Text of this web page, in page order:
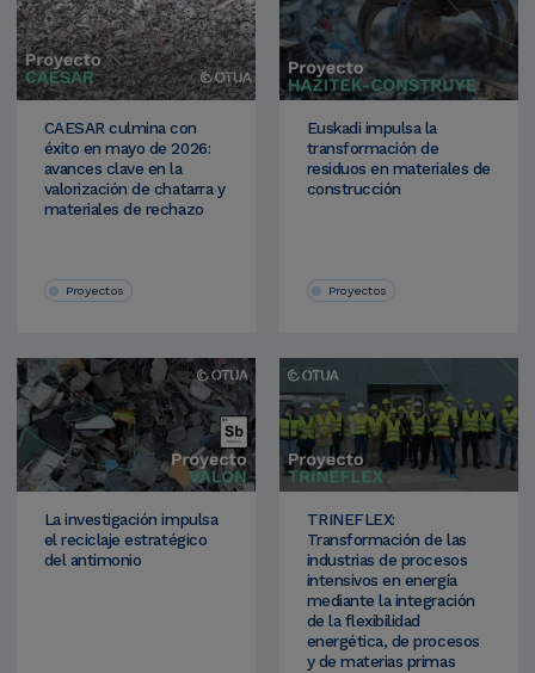
CAESAR culmina con
éxito en mayo de 2026:
avances clave en la
valorización de chatarra y
materiales de rechazo
Proyectos
Euskadi impulsa la
transformación de
residuos en materiales de
construcción
Proyectos
La investigación impulsa
el reciclaje estratégico
del antimonio
TRINEFLEX:
Transformación de las
industrias de procesos
intensivos en energía
mediante la integración
de la flexibilidad
energética, de procesos
y de materias primas